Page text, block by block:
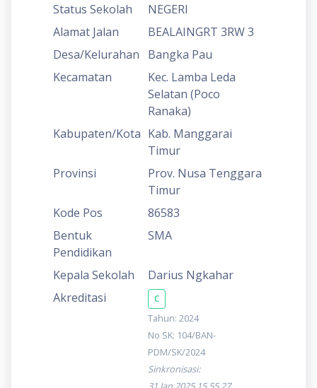
Status Sekolah
NEGERI
Alamat Jalan
BEALAINGRT 3RW 3
Desa/Kelurahan
Bangka Pau
Kecamatan
Kec. Lamba Leda
Selatan (Poco
Ranaka)
Kabupaten/Kota Kab. Manggarai
Timur
Provinsi
Prov. Nusa Tenggara
Timur
Kode Pos
86583
Bentuk
Pendidikan
SMA
Kepala Sekolah
Darius Ngkahar
Akreditasi
C
Tahun: 2024
No SK: 104/BAN-
PDM/SK/2024
Sinkronisasi: